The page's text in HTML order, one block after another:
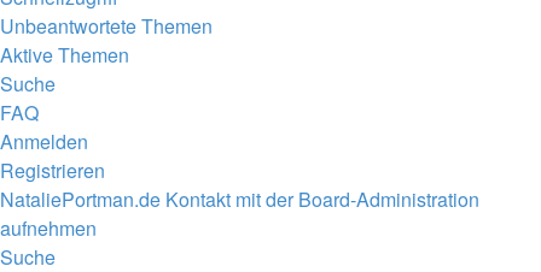
Unbeantwortete Themen
Aktive Themen
Suche
FAQ
Anmelden
Registrieren
NataliePortman.de Kontakt mit der Board-Administration
aufnehmen
Suche